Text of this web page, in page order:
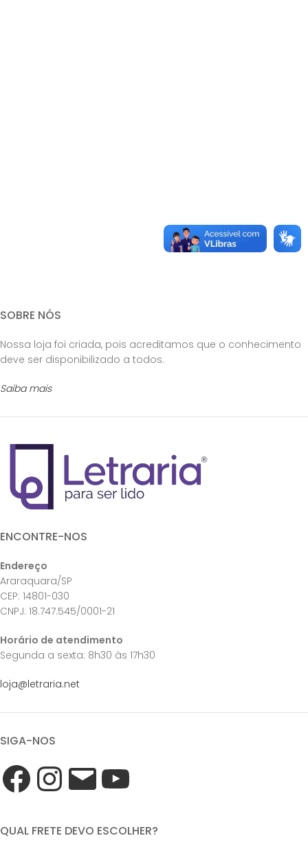
SOBRE NÓS
Nossa loja foi criada, pois acreditamos que o conhecimento
deve ser disponibilizado a todos.
Saiba mais
ENCONTRE-NOS
Endereço
Araraquara/SP
CEP: 14801-030
CNPJ: 18.747.545/0001-21
Horário de atendimento
Segunda a sexta: 8h30 às 17h30
loja@letraria.net
SIGA-NOS
QUAL FRETE DEVO ESCOLHER?